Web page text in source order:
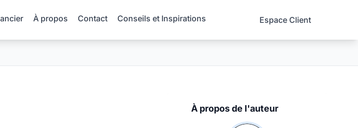
À propos Contact Conseils et Inspirations Espace Client
À propos de l'auteur